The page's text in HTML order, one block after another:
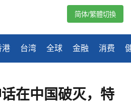
港 台湾 全球 金融 消费
简体/繁體切換
在中国破灭，特